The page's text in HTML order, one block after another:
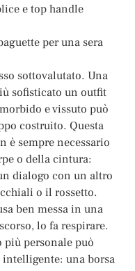
e top handle
per una sera
sottovalutato. Una
sofisticato un outfit
e vissuto può
costruito. Questa
è sempre necessario
o della cintura:
dialogo con un altro
o il rossetto.
ben messa in una
lo fa respirare.
personale può
una borsa